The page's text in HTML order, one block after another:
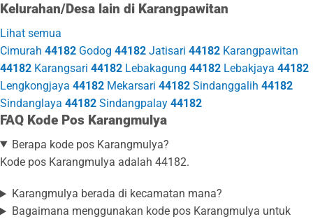
Kelurahan/Desa lain di Karangpawitan
Lihat semua
Cimurah 44182 Godog 44182 Jatisari 44182 Karangpawitan
44182 Karangsari 44182 Lebakagung 44182 Lebakjaya 44182
Lengkongjaya 44182 Mekarsari 44182 Sindanggalih 44182
Sindanglaya 44182 Sindangpalay 44182
FAQ Kode Pos Karangmulya
Berapa kode pos Karangmulya?
Kode pos Karangmulya adalah 44182.
Karangmulya berada di kecamatan mana?
Bagaimana menggunakan kode pos Karangmulya untuk